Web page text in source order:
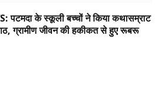
पटमदा के स्कूली बच्चों ने किया कथासम्राट
ग्रामीण जीवन की हकीकत से हुए रूबरू